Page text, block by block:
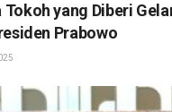
Tokoh yang Diberi
Prabowo